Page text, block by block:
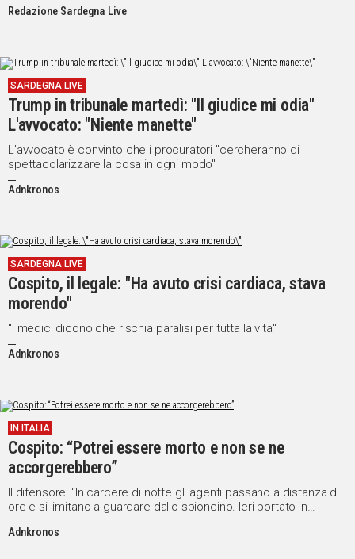
Redazione Sardegna Live
SARDEGNA LIVE
Trump in tribunale martedì: "Il giudice mi odia"
L'avvocato: "Niente manette"
L'avvocato è convinto che i procuratori "cercheranno di
spettacolarizzare la cosa in ogni modo"
Adnkronos
SARDEGNA LIVE
Cospito, il legale: "Ha avuto crisi cardiaca, stava
morendo"
"I medici dicono che rischia paralisi per tutta la vita"
Adnkronos
IN ITALIA
Cospito: “Potrei essere morto e non se ne
accorgerebbero”
Il difensore: “In carcere di notte gli agenti passano a distanza di
ore e si limitano a guardare dallo spioncino. Ieri portato in
ospedale per valori incoerenti”
Adnkronos